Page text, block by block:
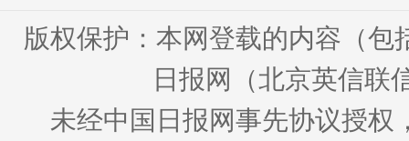
版权保护：本网登载的内容（
日报网（北京英信联
未经中国日报网事先协议授权